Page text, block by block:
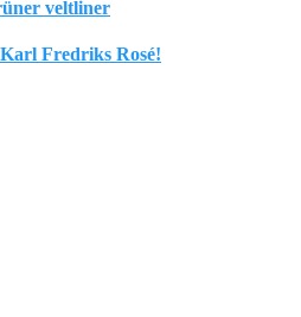
veltliner
Fredriks Rosé!